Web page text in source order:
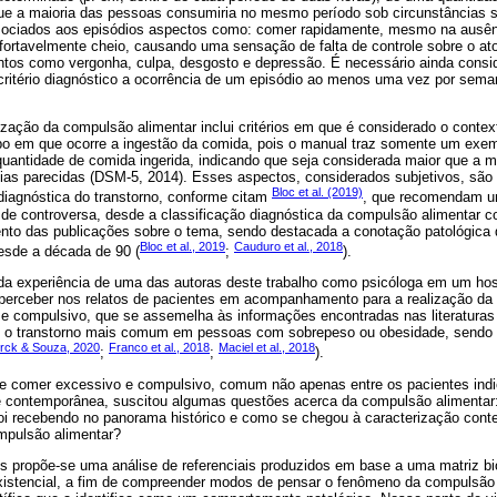
a maioria das pessoas consumiria no mesmo período sob circunstâncias
aos episódios aspectos como: comer rapidamente, mesmo na
cheio, causando uma sensação de falta de controle sobre o
como vergonha, culpa, desgosto e depressão. É necessário ainda
diagnóstico a ocorrência de um episódio ao menos uma vez por
da compulsão alimentar inclui critérios em que é considerado o
em que ocorre a ingestão da comida, pois o manual traz somente um
de comida ingerida, indicando que seja considerada maior que a
parecidas (DSM-5, 2014). Esses aspectos, considerados subjetivos,
do transtorno, conforme citam Bloc et al. (2019), que recomendam
controversa, desde a classificação diagnóstica da compulsão alimentar
das publicações sobre o tema, sendo destacada a conotação patológica
a década de 90 (Bloc et al., 2019; Cauduro et al., 2018).
experiência de uma das autoras deste trabalho como psicóloga em um
nos relatos de pacientes em acompanhamento para a realização
compulsivo, que se assemelha às informações encontradas nas
transtorno mais comum em pessoas com sobrepeso ou obesidade,
& Souza, 2020; Franco et al., 2018; Maciel et al., 2018).
comer excessivo e compulsivo, comum não apenas entre os pacientes
suscitou algumas questões acerca da compulsão
recebendo no panorama histórico e como se chegou à caracterização
alimentar?
propõe-se uma análise de referenciais produzidos em base a uma matriz
a fim de compreender modos de pensar o fenômeno da